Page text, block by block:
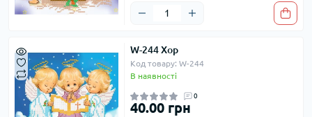
W-244 Хор
Код товару: W-244
В наявності
0
40.00 грн